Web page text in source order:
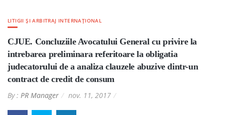
LITIGII ȘI ARBITRAJ INTERNAȚIONAL
CJUE. Concluziile Avocatului General cu privire la
intrebarea preliminara referitoare la obligatia
judecatorului de a analiza clauzele abuzive dintr-un
contract de credit de consum
By : PR Manager nov. 11, 2017